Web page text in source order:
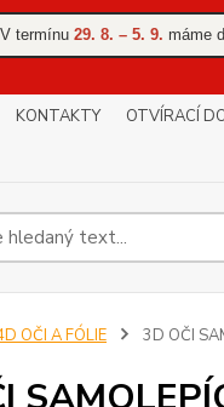
V termínu 29. 8. – 5. 9. máme
KONTAKTY OTVÍRACÍ
OČI A FÓLIE 3D OČI